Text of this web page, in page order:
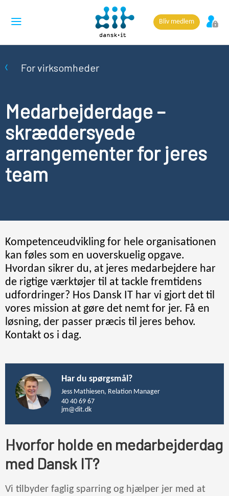
Bliv medlem
For virksomheder
Medarbejderdage –
skræddersyede
arrangementer for jeres
team
Har du spørgsmål?
Jess Mathiesen, Relation Manager
40 40 69 67
jm@dit.dk
Kompetenceudvikling for hele organisationen
kan føles som en uoverskuelig opgave.
Hvordan sikrer du, at jeres medarbejdere har
de rigtige værktøjer til at tackle fremtidens
udfordringer? Hos Dansk IT har vi gjort det til
vores mission at gøre det nemt for jer. Få en
løsning, der passer præcis til jeres behov.
Kontakt os i dag.
Hvorfor holde en medarbejderdag
med Dansk IT?
Vi tilbyder faglig sparring og hjælper jer med at